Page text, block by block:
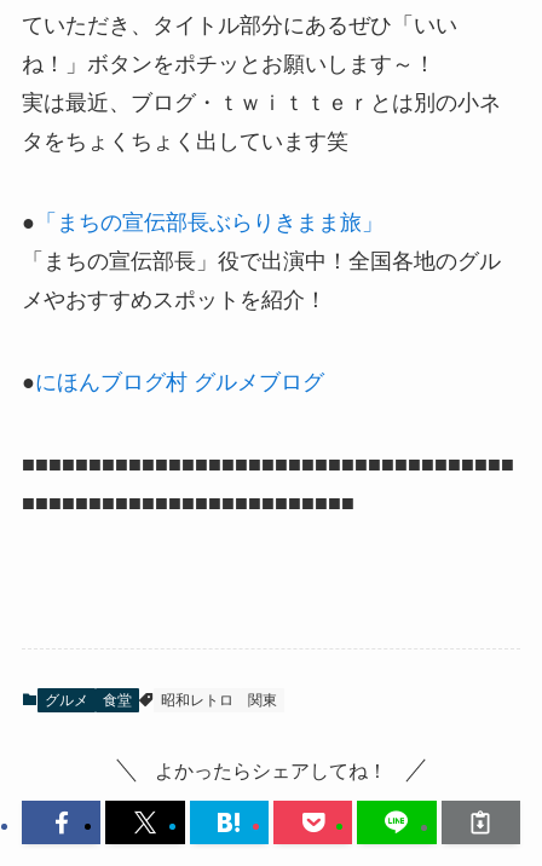
ていただき、タイトル部分にあるぜひ「いい
ね！」ボタンをポチッとお願いします～！
実は最近、ブログ・ｔｗｉｔｔｅｒとは別の小ネ
タをちょくちょく出しています笑
● 「まちの宣伝部長ぶらりきまま旅」
「まちの宣伝部長」役で出演中！全国各地のグル
メやおすすめスポットを紹介！
●にほんブログ村 グルメブログ
■■■■■■■■■■■■■■■■■■■■■■■■■■■■■■■■■■■■■
■■■■■■■■■■■■■■■■■■■■■■■■■
グルメ 食堂 昭和レトロ 関東
よかったらシェアしてね！